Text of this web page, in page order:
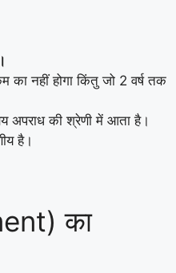
का नहीं होगा किंतु जो 2 वर्ष तक
अपराध की श्रेणी में आता है।
है।
का